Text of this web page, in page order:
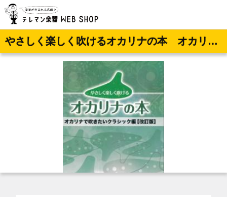
やさしく楽しく吹けるオカリナの本 オカリナで吹きたいクラシック編【改訂版】